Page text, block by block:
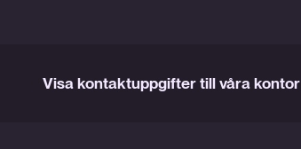
Visa kontaktuppgifter till våra kontor